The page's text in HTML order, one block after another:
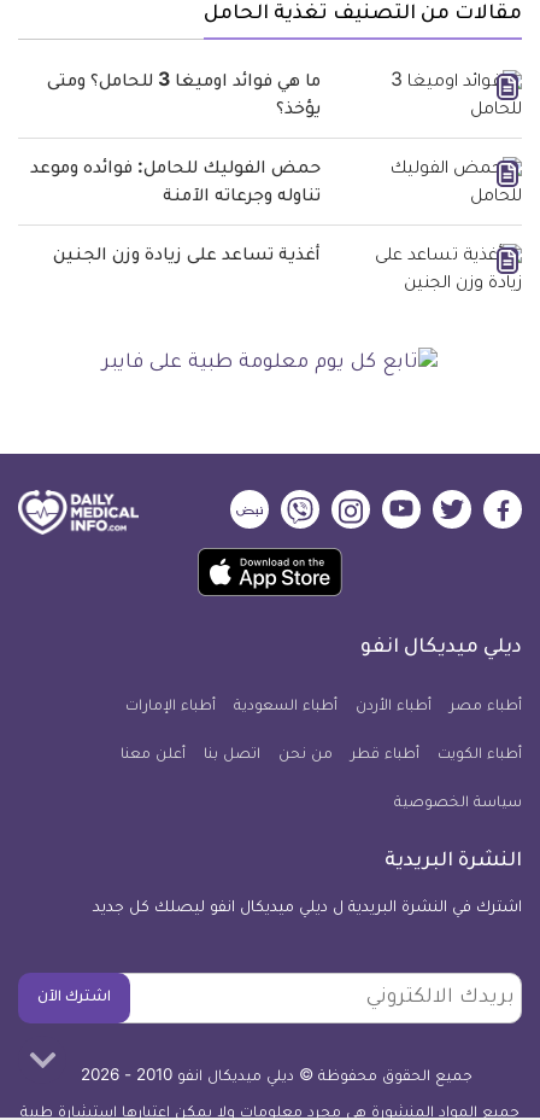
مقالات من التصنيف تغذية الحامل
ما هي فوائد اوميغا 3 للحامل؟ ومتى
يؤخذ؟
حمض الفوليك للحامل: فوائده وموعد
تناوله وجرعاته الآمنة
أغذية تساعد على زيادة وزن الجنين
ديلي
فيسبوك
ديلي
تويتر
ديلي
ميديكال
يوتيوب
ديلي
ميديكال
انفو
ديلي
ميديكال
انفو
ديلي
ميديكال
انفو
حمل
تطبيق
معلومة
للآيفون
ديلي ميديكال انفو
أطباء مصر أطباء الأردن أطباء السعودية أطباء الإمارات
أطباء الكويت أطباء قطر من نحن اتصل بنا أعلن معنا
سياسة الخصوصية
النشرة البريدية
اشترك في النشرة البريدية ل ديلي ميديكال انفو ليصلك كل جديد
بريدك
الالكتروني
اشترك الآن
جميع الحقوق محفوظة © ديلي ميديكال انفو 2010 - 2026
جميع المواد المنشورة هي مجرد معلومات ولا يمكن اعتبارها استشارة طبية